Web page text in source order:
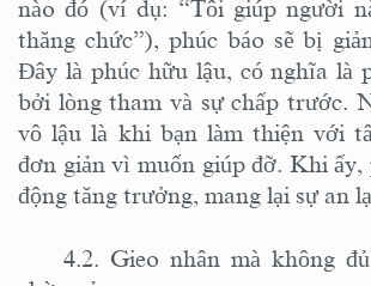
nào đó (ví dụ: “Tôi giúp người
thăng chức”), phúc báo sẽ bị
Đây là phúc hữu lậu, có nghĩa là
bởi lòng tham và sự chấp trước.
vô lậu là khi bạn làm thiện với
đơn giản vì muốn giúp đỡ. Khi ấy,
động tăng trưởng, mang lại sự an
4.2. Gieo nhân mà không